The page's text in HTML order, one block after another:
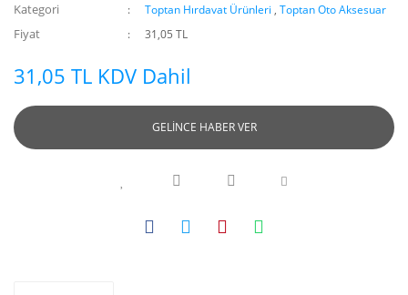
Kategori Toptan Hırdavat Ürünleri ,Toptan Oto Aksesuar
Fiyat 31,05 TL
31,05 TL KDV Dahil
GELİNCE HABER VER